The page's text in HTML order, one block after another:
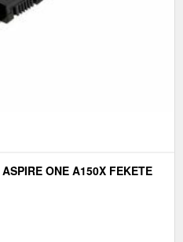
ONE A150X FEKETE